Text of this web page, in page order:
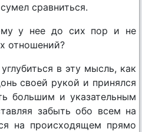
сравниться.
у нее до сих пор и не
отношений?
в эту мысль, как
своей рукой и принялся
большим и указательным
забыть обо всем на
на происходящем прямо